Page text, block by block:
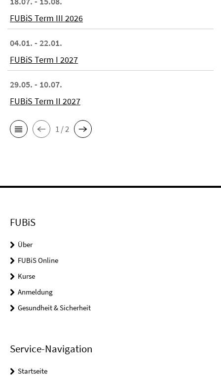
FUBiS Term III 2026
04.01. - 22.01.
FUBiS Term I 2027
29.05. - 10.07.
FUBiS Term II 2027
1 / 2
FUBiS
Über
FUBiS Online
Kurse
Anmeldung
Gesundheit & Sicherheit
Service-Navigation
Startseite